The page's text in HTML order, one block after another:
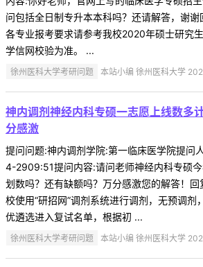
问包括全日制专升本本科吗？还请解答，谢谢
各专业报考要求请参考我校2020年硕士研究
学信网校验为准。 ...
徐州医科大学考研问题 本站小编 徐州医科大学
神内调剂神经内科专硕一志愿上线数多
分感激
提问问题:神内调剂学院:第一临床医学院提
4-2909:51提问内容:请问老师神经内科专硕
划数吗？还有缺额吗？万分感激您的解答！
校使用“研招网”调剂系统进行调剂，无预调剂
优遴选进入复试名单，根据初 ...
徐州医科大学考研问题 本站小编 徐州医科大学